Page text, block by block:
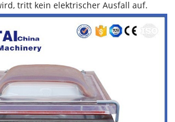
tritt kein elektrischer Ausfall auf.